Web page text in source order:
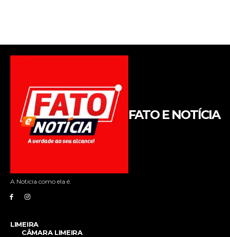
FATO E NOTÍCIA
A Noticia como ela é.
LIMEIRA
CÂMARA LIMEIRA